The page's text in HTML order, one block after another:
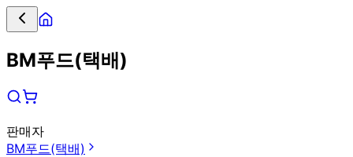
BM푸드(택배)
판매자
BM푸드(택배)